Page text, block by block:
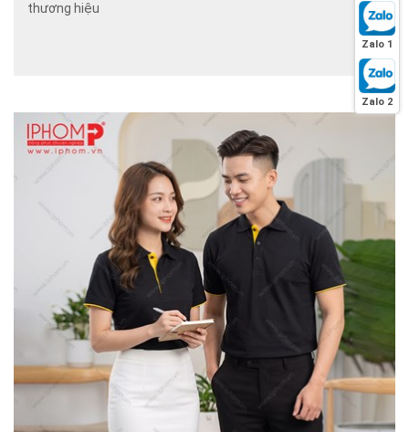
thương hiệu
Zalo 1
Zalo 2